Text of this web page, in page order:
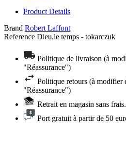
Product Details
Brand Robert Laffont
Reference Dieu,le temps - tokarczuk
Politique de livraison (à
"Réassurance")
Politique retours (à modifier
"Réassurance")
Retrait en magasin sans frais.
Port gratuit à partir de 50